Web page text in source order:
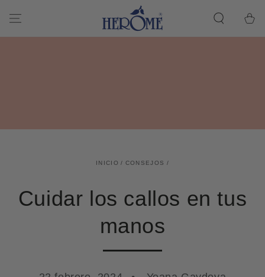
EL ARTÍCULO
de la
INICIO / CONSEJOS /
Cuidar los callos en tus
manos